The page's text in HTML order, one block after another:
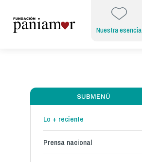
Nuestra esencia
SUBMENÚ
Lo + reciente
Prensa nacional